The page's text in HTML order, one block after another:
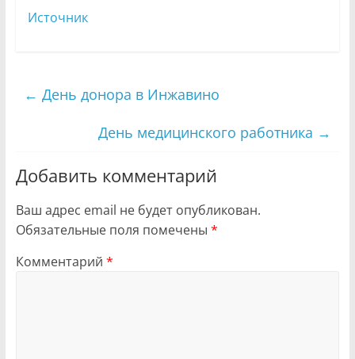
Источник
← День донора в Инжавино
День медицинского работника →
Добавить комментарий
Ваш адрес email не будет опубликован.
Обязательные поля помечены *
Комментарий *